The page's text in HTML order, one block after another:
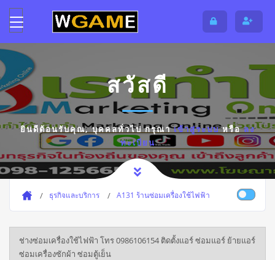
สวัสดี
ยินดีต้อนรับคุณ,บุคคลทั่วไปกรุณาเข้าสู่ระบบหรือลง
ทะเบียน
ธุรกิจและบริการ A131 ร้านซ่อมเครื่องใช้ไฟฟ้า
ช่างซ่อมเครื่องใช้ไฟฟ้า โทร 0986106154 ติดตั้งแอร์ ซ่อมแอร์ ย้ายแอร์
ซ่อมเครื่องซักผ้า ซ่อมตู้เย็น